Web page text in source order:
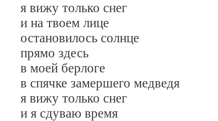
я вижу только снег
и на твоем лице
остановилось солнце
прямо здесь
в моей берлоге
в спячке замершего медведя
я вижу только снег
и я сдуваю время